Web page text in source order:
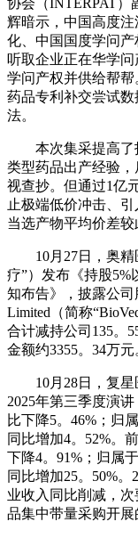
协会（INTERPAT）
辉暗示，中国高度注
化、中国国度学问
听取企业正在华学
学问产权并供给帮帮
药品专利补交尝试
法。
本次集采提高了
类型药品出产经验
视查抄。但通过1亿
止极端低价冲击、
当选产物平均价差较
10月27日，奥精
疗”）发布《持股5%
知布告》，披露公司
Limited（简称
合计减持公司135。
金额约3355。34万元
10月28日，复星
2025年第三季度演
比下降5。46%；归
同比增加4。52%。
下降4。91%；归属
同比增加25。50%
业收入同比削减，
品集中带量采购开展